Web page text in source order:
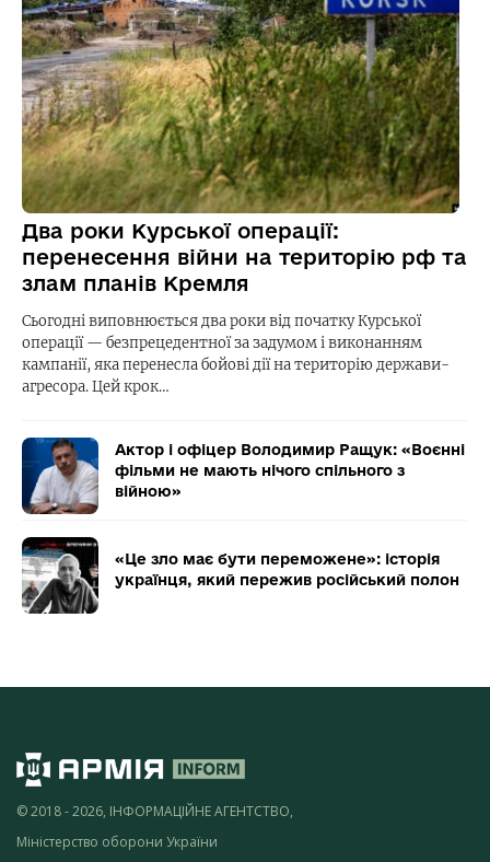
Два роки Курської операції:
перенесення війни на територію рф та
злам планів Кремля
Сьогодні виповнюється два роки від початку Курської
операції — безпрецедентної за задумом і виконанням
кампанії, яка перенесла бойові дії на територію держави-
агресора. Цей крок…
Актор і офіцер Володимир Ращук: «Воєнні
фільми не мають нічого спільного з
війною»
«Це зло має бути переможене»: історія
українця, який пережив російський полон
© 2018 - 2026, ІНФОРМАЦІЙНЕ АГЕНТСТВО,
Міністерство оборони України